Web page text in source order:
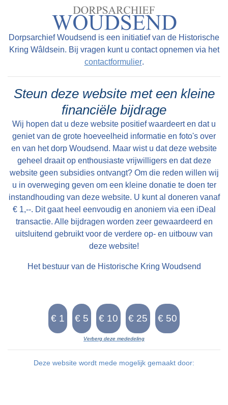
met als bijnaam Sibbele mot.
Dorpsarchief Woudsend is een initiatief van de Historische
Kring Wâldsein. Bij vragen kunt u contact opnemen via het
contactformulier.
Steun deze website met een kleine
financiële bijdrage
Wij hopen dat u deze website positief waardeert en dat u
geniet van de grote hoeveelheid informatie en foto's over
en van het dorp Woudsend. Maar wist u dat deze website
geheel draait op enthousiaste vrijwilligers en dat deze
website geen subsidies ontvangt? Om die reden willen wij
u in overweging geven om een kleine donatie te doen ter
instandhouding van deze website. U kunt al doneren vanaf
€ 1,--. Dit gaat heel eenvoudig en anoniem via een iDeal
transactie. Alle bijdragen worden zeer gewaardeerd en
uitsluitend gebruikt voor de verdere op- en uitbouw van
deze website!
Het bestuur van de Historische Kring Woudsend
Verberg deze mededeling
Deze website wordt mede mogelijk gemaakt door: